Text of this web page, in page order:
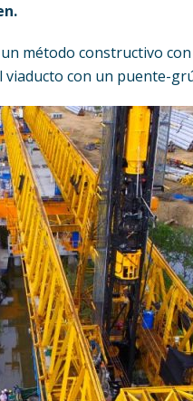
método constructivo
con un puente-